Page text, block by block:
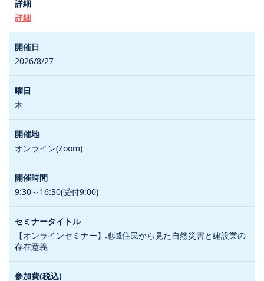
詳細
2026/8/27
木
オンライン(Zoom)
9:30～16:30(受付9:00)
【オンラインセミナー】地域住民から見た自然災害と建設業の
存在意義